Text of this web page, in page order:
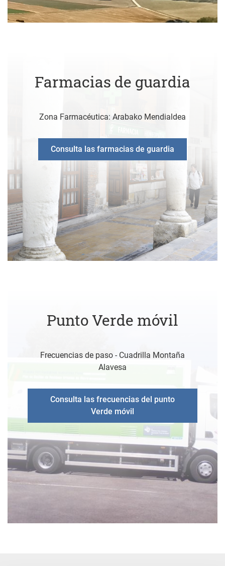
Farmacias de guardia
Zona Farmacéutica: Arabako Mendialdea
Consulta las farmacias de guardia
Punto Verde móvil
Frecuencias de paso - Cuadrilla Montaña
Alavesa
Consulta las frecuencias del punto
Verde móvil